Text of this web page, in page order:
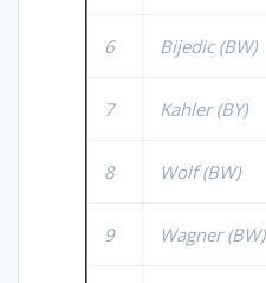
6 Bijedic (BW)
7 Kahler (BY)
8 Wolf (BW)
9 Wagner (BW)